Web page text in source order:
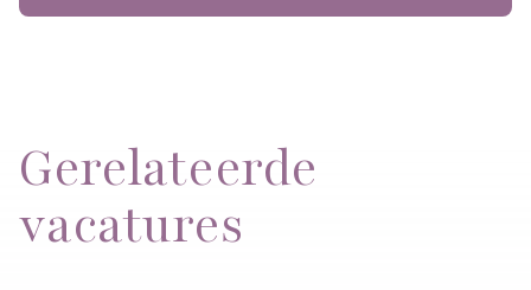
Gerelateerde
vacatures